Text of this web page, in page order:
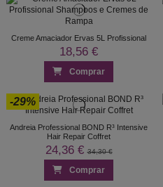
Creme Amaciador Ervas 5L Profissional
18,56 €
Comprar
-29%
Andreia Professional BOND R³ Intensive
Hair Repair Coffret
24,36 €34,30 €
Comprar